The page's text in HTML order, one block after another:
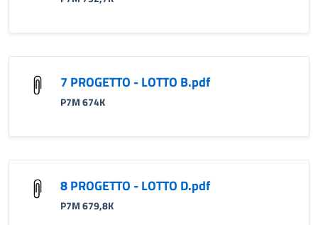
7 PROGETTO - LOTTO B.pdf
P7M 674K
8 PROGETTO - LOTTO D.pdf
P7M 679,8K